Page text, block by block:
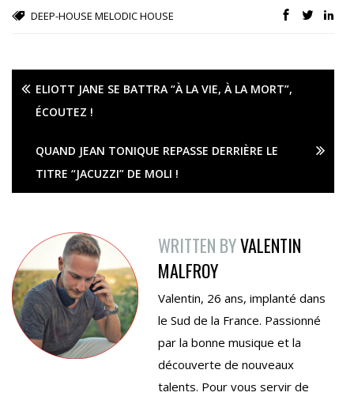
DEEP-HOUSE MELODIC HOUSE
ELIOTT JANE SE BATTRA “À LA VIE, À LA MORT”,
ÉCOUTEZ !
QUAND JEAN TONIQUE REPASSE DERRIÈRE LE
TITRE “JACUZZI” DE MOLI !
WRITTEN BYVALENTIN
MALFROY
Valentin, 26 ans, implanté dans
le Sud de la France. Passionné
par la bonne musique et la
découverte de nouveaux
talents. Pour vous servir de